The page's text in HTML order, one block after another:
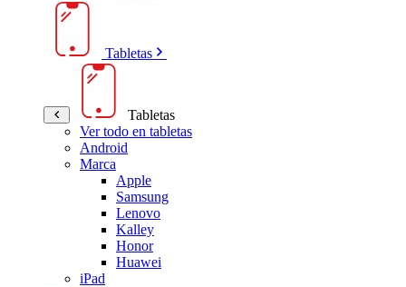
Tabletas
Tabletas
Ver todo en tabletas
Android
Marca
Apple
Samsung
Lenovo
Kalley
Honor
Huawei
iPad